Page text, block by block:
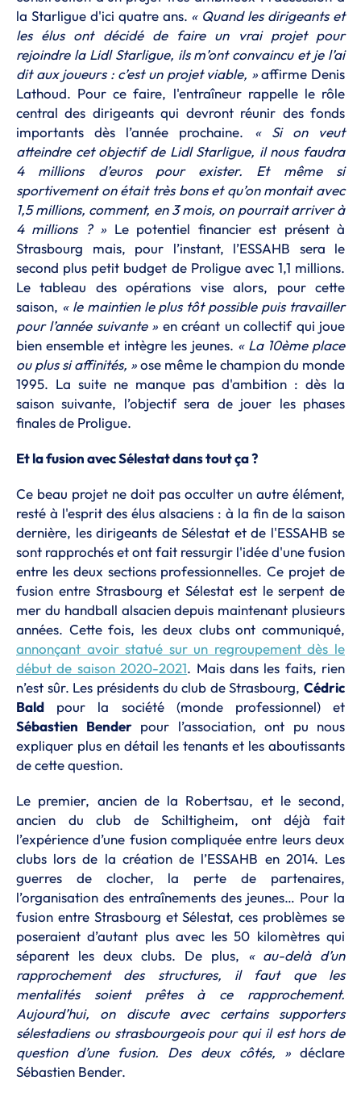
la Starligue d'ici quatre ans. « Quand les dirigeants et
les élus ont décidé de faire un vrai projet pour
rejoindre la Lidl Starligue, ils m’ont convaincu et je l’ai
dit aux joueurs : c’est un projet viable, »affirme Denis
Lathoud. Pour ce faire, l'entraîneur rappelle le rôle
central des dirigeants qui devront réunir des fonds
importants dès l’année prochaine. « Si on veut
atteindre cet objectif de Lidl Starligue, il nous faudra
4 millions d’euros pour exister. Et même si
sportivement on était très bons et qu’on montait avec
1,5 millions, comment, en 3 mois, on pourrait arriver à
4 millions ? » Le potentiel financier est présent à
Strasbourg mais, pour l’instant, l’ESSAHB sera le
second plus petit budget de Proligue avec 1,1 millions.
Le tableau des opérations vise alors, pour cette
saison, « le maintien le plus tôt possible puis travailler
pour l’année suivante » en créant un collectif qui joue
bien ensemble et intègre les jeunes. « La 10ème place
ou plus si affinités, »ose même le champion du monde
1995. La suite ne manque pas d'ambition : dès la
saison suivante, l’objectif sera de jouer les phases
finales de Proligue.
Et la fusion avec Sélestat dans tout ça ?
Ce beau projet ne doit pas occulter un autre élément,
resté à l'esprit des élus alsaciens : à la fin de la saison
dernière, les dirigeants de Sélestat et de l'ESSAHB se
sont rapprochés et ont fait ressurgir l'idée d'une fusion
entre les deux sections professionnelles. Ce projet de
fusion entre Strasbourg et Sélestat est le serpent de
mer du handball alsacien depuis maintenant plusieurs
années. Cette fois, les deux clubs ont communiqué,
annonçant avoir statué sur un regroupement dès le
début de saison 2020-2021. Mais dans les faits, rien
n’est sûr. Les présidents du club de Strasbourg, Cédric
Bald pour la société (monde professionnel) et
Sébastien Benderpour l’association, ont pu nous
expliquer plus en détail les tenants et les aboutissants
de cette question.
Le premier, ancien de la Robertsau, et le second,
ancien du club de Schiltigheim, ont déjà fait
l’expérience d’une fusion compliquée entre leurs deux
clubs lors de la création de l’ESSAHB en 2014. Les
guerres de clocher, la perte de partenaires,
l’organisation des entraînements des jeunes… Pour la
fusion entre Strasbourg et Sélestat, ces problèmes se
poseraient d’autant plus avec les 50 kilomètres qui
séparent les deux clubs. De plus, « au-delà d’un
rapprochement des structures, il faut que les
mentalités soient prêtes à ce rapprochement.
Aujourd’hui, on discute avec certains supporters
sélestadiens ou strasbourgeois pour qui il est hors de
question d’une fusion. Des deux côtés, »déclare
Sébastien Bender.